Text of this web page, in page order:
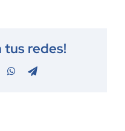
redes!
WhatsAppTelegram